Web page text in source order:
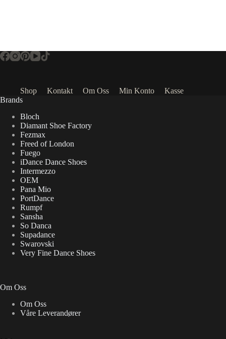
Shop Kontakt Om Oss Min Konto
Kasse
Brands
Bloch
Diamant Shoe Factory
Fezmax
Freed of London
Fuego
iDance Dance Shoes
Intermezzo
OEM
Pana Mio
PortDance
Rumpf
Sansha
So Danca
Supadance
Swarovski
Very Fine Dance Shoes
Om Oss
Om Oss
Våre Leverandører